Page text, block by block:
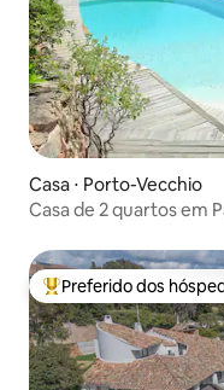
Casa ⋅ Porto-Vecchio
Casa de 2 quartos em
Entre os melhores
Preferido dos